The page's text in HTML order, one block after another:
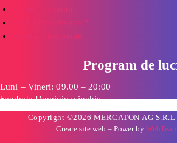
Centru de ajutor
Cum functioneaza ?
Intrebari frecvente
Program de
Luni – Vineri: 09.00 – 20:00
Sambata,Duminica: inchis
Copyright ©2026 MERCATON AG S.R.L
Creare site web – Power by